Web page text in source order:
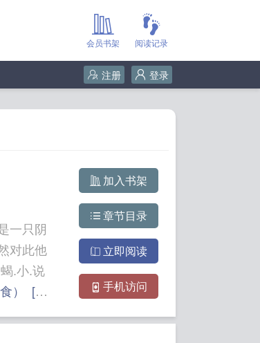
阅读记录
会员书架
登录
注册
一只阴
对此他
.小.说
）
[唐
加入书架
章节目录
立即阅读
手机访问